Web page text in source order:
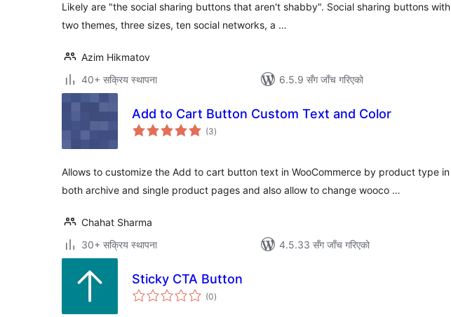
Likely are "the social sharing buttons that aren't shabby". Social sharing buttons with
two themes, three sizes, ten social networks, a …
Azim Hikmatov
40+ सक्रिय स्थापना
6.5.9 सँग जाँच गरिएको
Add to Cart Button Custom Text and Color
(3कुल
रेटिङ्गहरू
)
Allows to customize the Add to cart button text in WooCommerce by product type in
both archive and single product pages and also allow to change wooco …
Chahat Sharma
30+ सक्रिय स्थापना
4.5.33 सँग जाँच गरिएको
Sticky CTA Button
(0कुल
रेटिङ्गहरू
)